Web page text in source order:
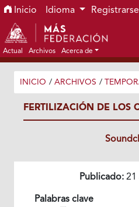
Ir al menú de navegación
Ir al contenido principal
Ir al pie de página del sitio
Inicio Idioma Registrarse
Actual Archivos Acerca de
INICIO / ARCHIVOS /
FERTILIZACIÓN DE LOS
Publicado:21
Palabras clave